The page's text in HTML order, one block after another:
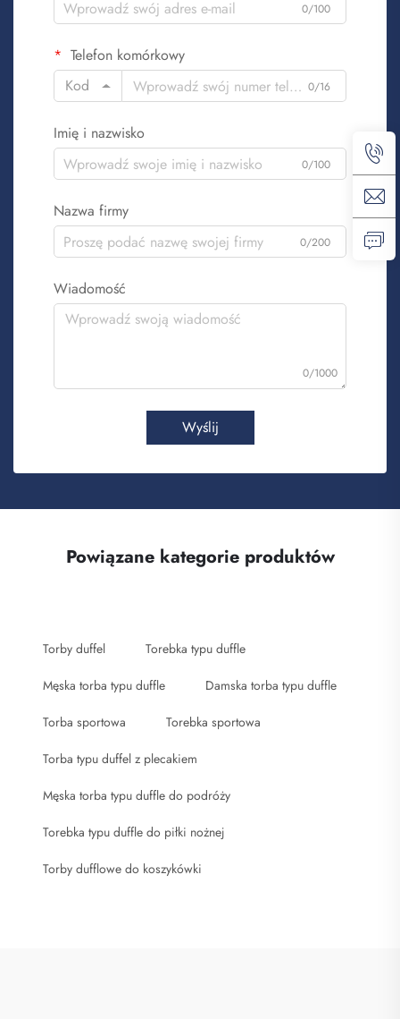
0/100
Telefon komórkowy
Kod
0/16
Imię i nazwisko
0/100
Nazwa firmy
0/200
Wiadomość
0/1000
Wyślij
Powiązane kategorie produktów
Torby duffel Torebka typu duffle
Męska torba typu duffle Damska torba typu duffle
Torba sportowa Torebka sportowa
Torba typu duffel z plecakiem
Męska torba typu duffle do podróży
Torebka typu duffle do piłki nożnej
Torby dufflowe do koszykówki